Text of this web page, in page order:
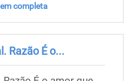
completa
Razão É o...